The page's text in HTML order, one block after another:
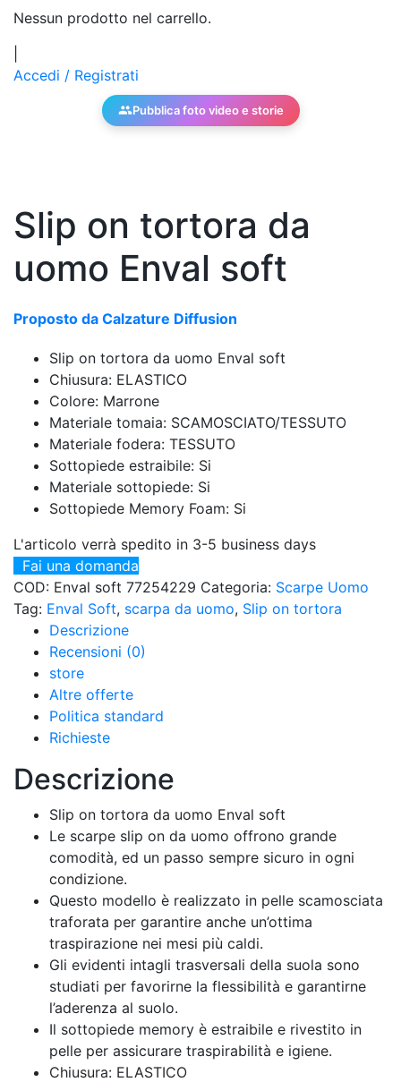
Nessun prodotto nel carrello.
Accedi / Registrati
Pubblica foto video e storie
Slip on tortora da
uomo Enval soft
Proposto da Calzature Diffusion
Slip on tortora da uomo Enval soft
Chiusura: ELASTICO
Colore: Marrone
Materiale tomaia: SCAMOSCIATO/TESSUTO
Materiale fodera: TESSUTO
Sottopiede estraibile: Si
Materiale sottopiede: Si
Sottopiede Memory Foam: Si
L'articolo verrà spedito in 3-5 business days
Fai una domanda
COD: Enval soft 77254229 Categoria: Scarpe Uomo
Tag: Enval Soft, scarpa da uomo, Slip on tortora
Descrizione
Recensioni (0)
store
Altre offerte
Politica standard
Richieste
Descrizione
Slip on tortora da uomo Enval soft
Le scarpe slip on da uomo offrono grande
comodità, ed un passo sempre sicuro in ogni
condizione.
Questo modello è realizzato in pelle scamosciata
traforata per garantire anche un’ottima
traspirazione nei mesi più caldi.
Gli evidenti intagli trasversali della suola sono
studiati per favorirne la flessibilità e garantirne
l’aderenza al suolo.
Il sottopiede memory è estraibile e rivestito in
pelle per assicurare traspirabilità e igiene.
Chiusura: ELASTICO